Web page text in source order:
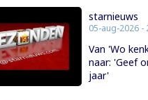
starnieuws
05-aug-2026 -
Van 'Wo
naar: 'Geef
jaar'